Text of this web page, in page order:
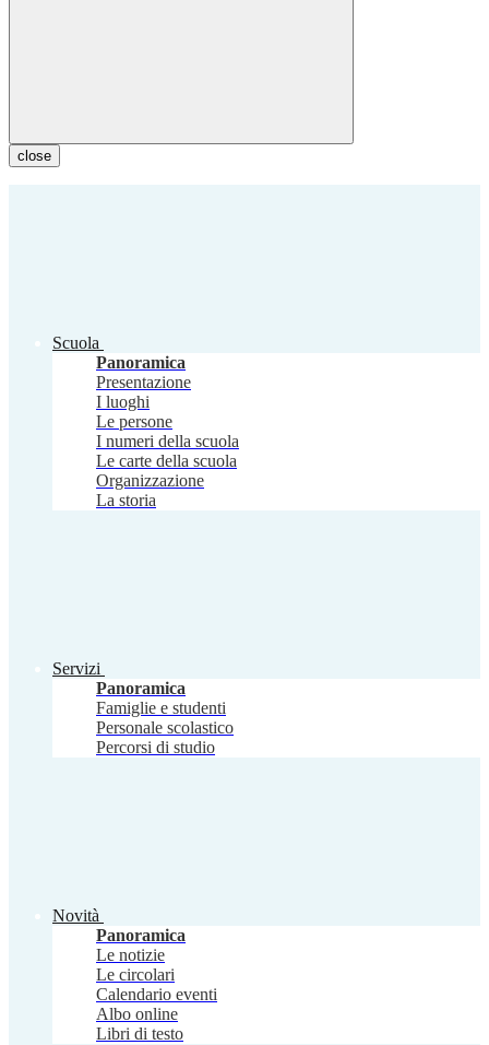
close
Scuola
Panoramica
Presentazione
I luoghi
Le persone
I numeri della scuola
Le carte della scuola
Organizzazione
La storia
Servizi
Panoramica
Famiglie e studenti
Personale scolastico
Percorsi di studio
Novità
Panoramica
Le notizie
Le circolari
Calendario eventi
Albo online
Libri di testo